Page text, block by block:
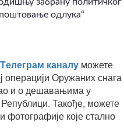
одлука“
Tелеграм каналу можете
операцији Оружаних снага
и о дешавањима у
Такође, можете
фотографије које стално